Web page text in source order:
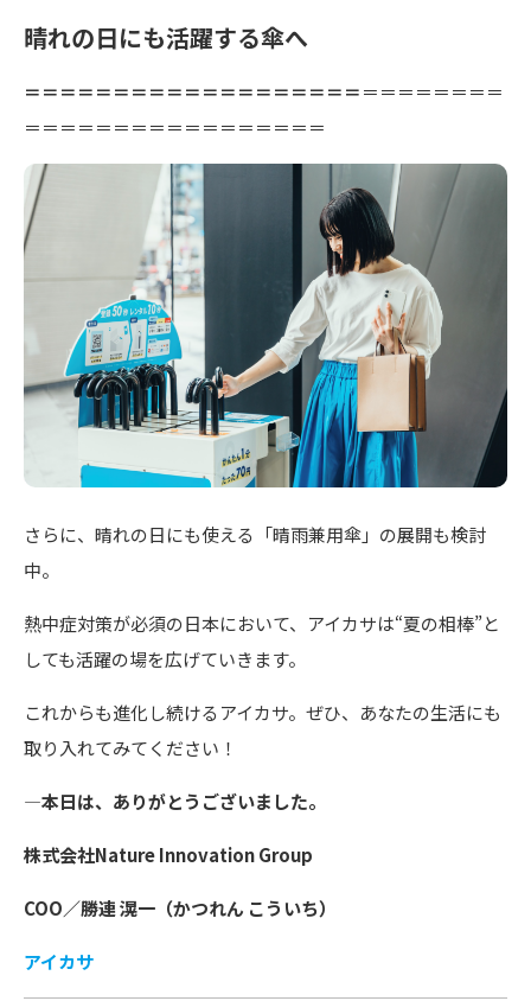
晴れの日にも活躍する傘へ
＝＝＝＝＝＝＝＝＝＝＝＝＝＝＝＝＝＝＝＝＝＝＝＝＝＝＝
＝＝＝＝＝＝＝＝＝＝＝＝＝＝＝＝＝
さらに、晴れの日にも使える「晴雨兼用傘」の展開も検討
中。
熱中症対策が必須の日本において、アイカサは“夏の相棒”と
しても活躍の場を広げていきます。
これからも進化し続けるアイカサ。ぜひ、あなたの生活にも
取り入れてみてください！
―本日は、ありがとうございました。
株式会社Nature Innovation Group
COO／勝連 滉一（かつれん こういち）
アイカサ